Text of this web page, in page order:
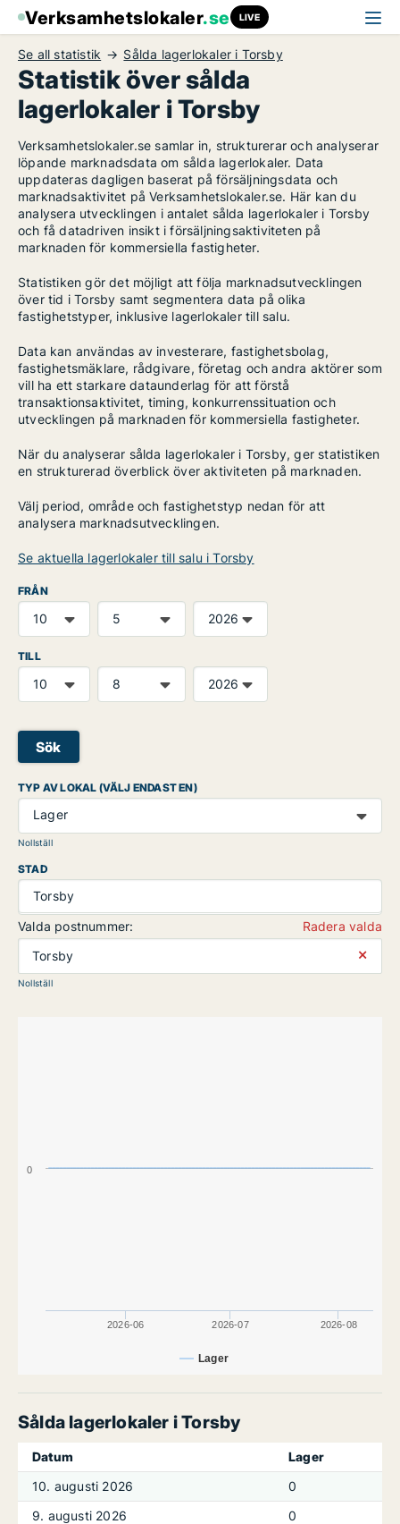
Verksamhetslokaler.se LIVE
Se all statistik Sålda lagerlokaler i Torsby
Statistik över sålda
lagerlokaler i Torsby
Verksamhetslokaler.se samlar in, strukturerar och analyserar
löpande marknadsdata om sålda lagerlokaler. Data
uppdateras dagligen baserat på försäljningsdata och
marknadsaktivitet på Verksamhetslokaler.se. Här kan du
analysera utvecklingen i antalet sålda lagerlokaler i Torsby
och få datadriven insikt i försäljningsaktiviteten på
marknaden för kommersiella fastigheter.
Statistiken gör det möjligt att följa marknadsutvecklingen
över tid i Torsby samt segmentera data på olika
fastighetstyper, inklusive lagerlokaler till salu.
Data kan användas av investerare, fastighetsbolag,
fastighetsmäklare, rådgivare, företag och andra aktörer som
vill ha ett starkare dataunderlag för att förstå
transaktionsaktivitet, timing, konkurrenssituation och
utvecklingen på marknaden för kommersiella fastigheter.
När du analyserar sålda lagerlokaler i Torsby, ger statistiken
en strukturerad överblick över aktiviteten på marknaden.
Välj period, område och fastighetstyp nedan för att
analysera marknadsutvecklingen.
Se aktuella lagerlokaler till salu i Torsby
FRÅN
TILL
Sök
TYP AV LOKAL (VÄLJ ENDAST EN)
Lager
Nollställ
STAD
Torsby
Valda postnummer:
Radera valda
Torsby
⨯
Nollställ
Lager
2026-06 2026-07 2026-08
0
Sålda lagerlokaler i Torsby
Datum
Lager
10. augusti 2026
0
9. augusti 2026
0